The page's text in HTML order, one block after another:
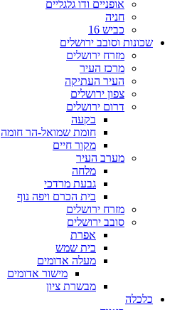
אופניים ודו גלגליים
חניה
כביש 16
שכונות וסובב ירושלים
מזרח ירושלים
מרכז העיר
העיר העתיקה
צפון ירושלים
דרום ירושלים
בקעה
חומת שמואל-הר חומה
מקור חיים
מערב העיר
מלחה
גבעת מרדכי
בית הכרם ויפה נוף
מזרח ירושלים
סובב ירושלים
אפרת
בית שמש
מעלה אדומים
מישור אדומים
מבשרת ציון
כלכלה